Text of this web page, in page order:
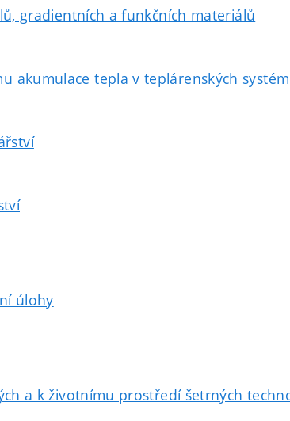
gradientních a funkčních materiálů
akumulace tepla v teplárenských
úlohy
a k životnímu prostředí šetrných